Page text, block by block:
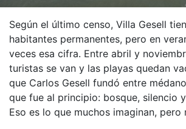
Según el último censo, Villa Gesell
habitantes permanentes, pero en
veces esa cifra. Entre abril y
turistas se van y las playas quedan
que Carlos Gesell fundó entre
que fue al principio: bosque, silencio
Eso es lo que muchos imaginan, pero